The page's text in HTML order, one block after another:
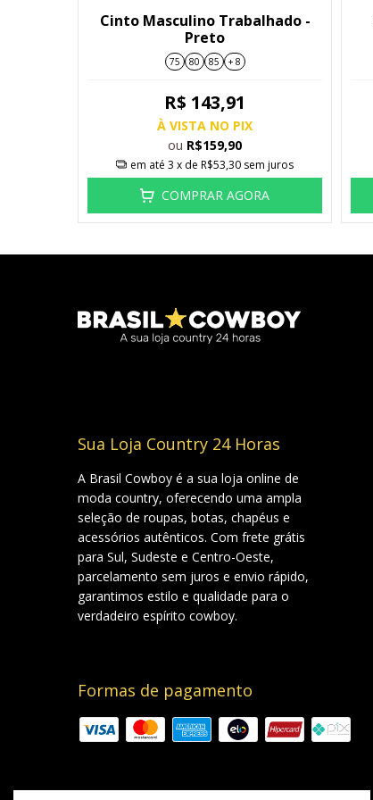
Cinto Masculino Trabalhado -
Preto
75 80 85 + 8
R$ 143,91
À VISTA NO PIX
ou R$159,90
em até 3 x de R$53,30 sem juros
COMPRAR AGORA
Sua Loja Country 24 Horas
A Brasil Cowboy é a sua loja online de
moda country, oferecendo uma ampla
seleção de roupas, botas, chapéus e
acessórios autênticos. Com frete grátis
para Sul, Sudeste e Centro-Oeste,
parcelamento sem juros e envio rápido,
garantimos estilo e qualidade para o
verdadeiro espírito cowboy.
Formas de pagamento